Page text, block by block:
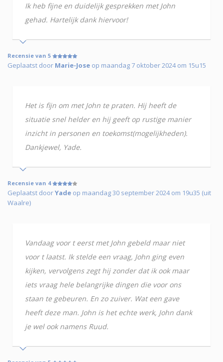
Ik heb fijne en duidelijk gesprekken met John
gehad. Hartelijk dank hiervoor!
Recensie van 5
Geplaatst door Marie-Jose op maandag 7 oktober 2024 om 15u15
Het is fijn om met John te praten. Hij heeft de
situatie snel helder en hij geeft op rustige manier
inzicht in personen en toekomst(mogelijkheden).
Dankjewel, Yade.
Recensie van 4
Geplaatst doorYade op maandag 30 september 2024 om 19u35 (uit
Waalre)
Vandaag voor t eerst met John gebeld maar niet
voor t laatst. Ik stelde een vraag, John ging even
kijken, vervolgens zegt hij zonder dat ik ook maar
iets vraag hele belangrijke dingen die voor ons
staan te gebeuren. En zo zuiver. Wat een gave
heeft deze man. John is het echte werk, John dank
je wel ook namens Ruud.